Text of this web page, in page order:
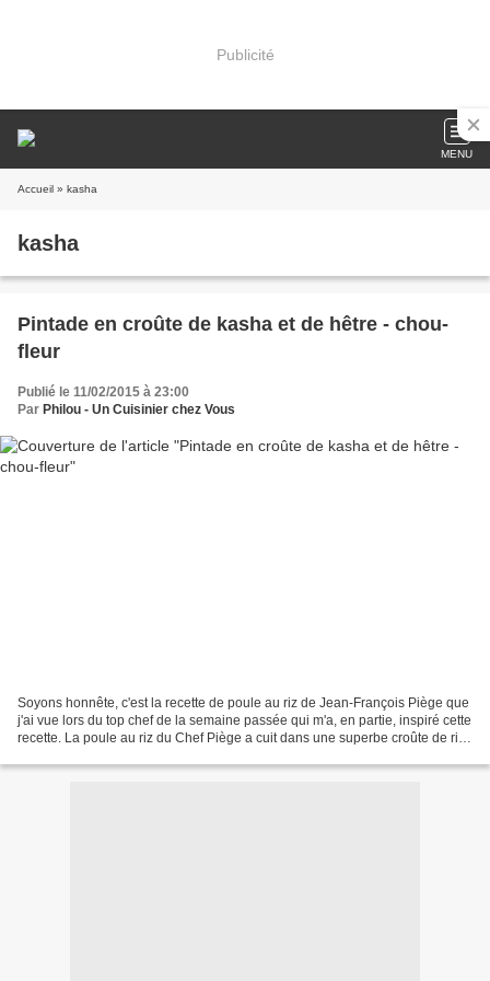
Publicité
MENU
Accueil » kasha
kasha
Pintade en croûte de kasha et de hêtre - chou-
fleur
Publié le 11/02/2015 à 23:00
Par Philou - Un Cuisinier chez Vous
Soyons honnête, c'est la recette de poule au riz de Jean-François Piège que
j'ai vue lors du top chef de la semaine passée qui m'a, en partie, inspiré cette
recette. La poule au riz du Chef Piège a cuit dans une superbe croûte de riz